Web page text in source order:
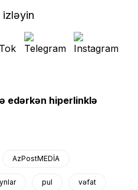
izləyin
edərkən hiperlinklə
AzPostMEDİA
pul vəfat